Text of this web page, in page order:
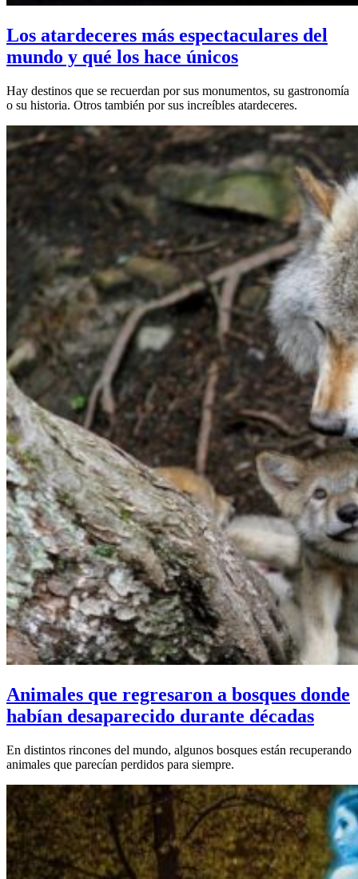
Los atardeceres más espectaculares del
mundo y qué los hace únicos
Hay destinos que se recuerdan por sus monumentos, su gastronomía
o su historia. Otros también por sus increíbles atardeceres.
Animales que regresaron a bosques donde
habían desaparecido durante décadas
En distintos rincones del mundo, algunos bosques están recuperando
animales que parecían perdidos para siempre.